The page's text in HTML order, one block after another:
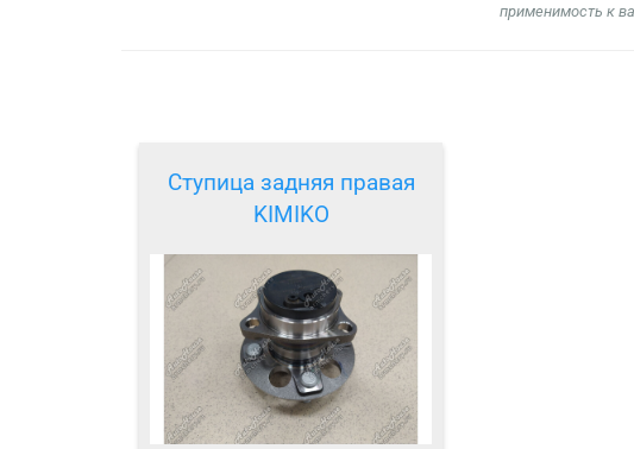
применимость к
Ступица задняя правая
KIMIKO